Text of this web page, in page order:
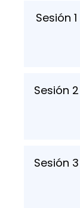
Sesión 1
Sesión 2
Sesión 3